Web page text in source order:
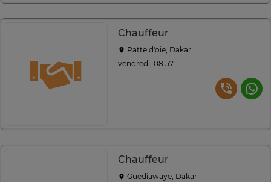
Chauffeur
Patte d‘oie, Dakar
vendredi, 08:57
Chauffeur
Guediawaye, Dakar